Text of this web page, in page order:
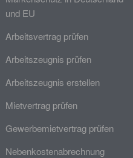
und EU
Arbeitsvertrag prüfen
Arbeitszeugnis prüfen
Arbeitszeugnis erstellen
Mietvertrag prüfen
Gewerbemietvertrag prüfen
Nebenkostenabrechnung